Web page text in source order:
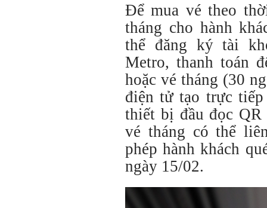
Để mua vé theo
tháng cho hành
thể đăng ký tài
Metro, thanh toán
hoặc vé tháng (30
điện tử tạo trực
thiết bị đầu đọc
vé tháng có thể
phép hành khách
ngày 15/02.